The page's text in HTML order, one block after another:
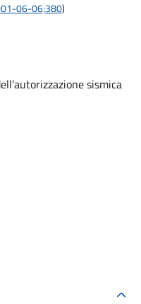
06-06;380)
sismica